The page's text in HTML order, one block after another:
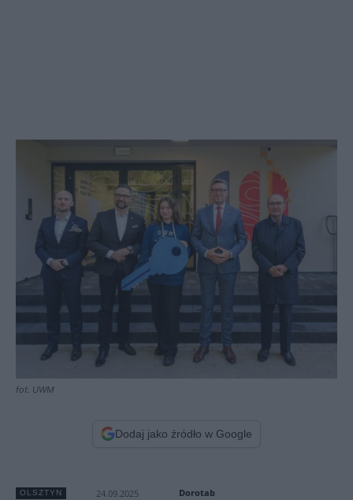
fot. UWM
Dodaj jako źródło w Google
OLSZTYN 24.09.2025 Dorotab